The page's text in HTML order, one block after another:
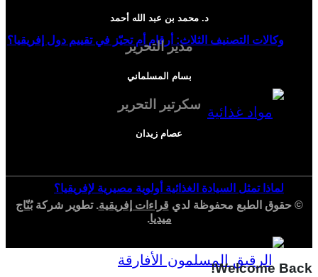
وكالات التصنيف الثلاث: أرقام أم تحيّز في تقييم دول إفريقيا؟
لماذا تمثل السيادة الغذائية أولوية مصيرية لإفريقيا؟
د. محمد بن عبد الله أحمد
مدير التحرير
بسام المسلماني
سكرتير التحرير
عصام زيدان
© حقوق الطبع محفوظة لدي قراءات إفريقية. تطوير شركةبُنّاج
ميديا.
Welcome Back!